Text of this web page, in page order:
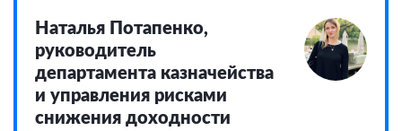
Наталья Потапенко,
руководитель
департамента казначейства
и управления рисками
снижения доходности